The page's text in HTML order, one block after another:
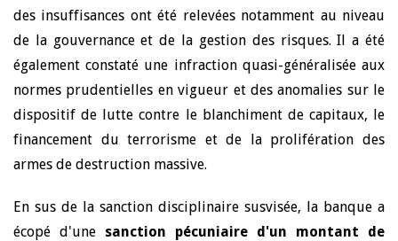
des insuffisances ont été relevées notamment au niveau
de la gouvernance et de la gestion des risques. Il a été
également constaté une infraction quasi-généralisée aux
normes prudentielles en vigueur et des anomalies sur le
dispositif de lutte contre le blanchiment de capitaux, le
financement du terrorisme et de la prolifération des
armes de destruction massive.
En sus de la sanction disciplinaire susvisée, la banque a
écopé d'une sanction pécuniaire d'un montant de